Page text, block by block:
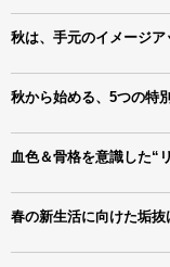
秋は、手元のイメージア
秋から始める、5つの特
血色＆骨格を意識した“
春の新生活に向けた垢抜